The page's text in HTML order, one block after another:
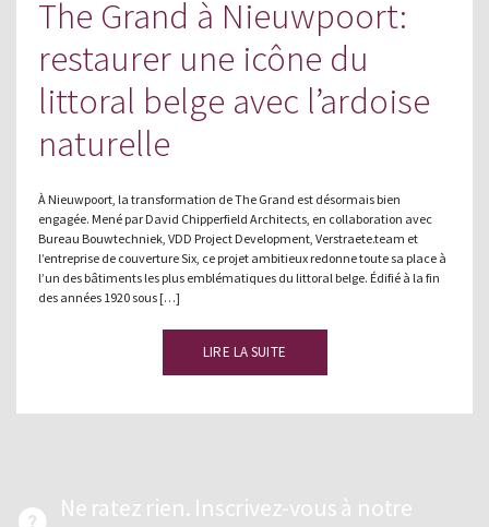
The Grand à Nieuwpoort:
restaurer une icône du
littoral belge avec l’ardoise
naturelle
À Nieuwpoort, la transformation de The Grand est désormais bien
engagée. Mené par David Chipperfield Architects, en collaboration avec
Bureau Bouwtechniek, VDD Project Development, Verstraete.team et
l’entreprise de couverture Six, ce projet ambitieux redonne toute sa place à
l’un des bâtiments les plus emblématiques du littoral belge. Édifié à la fin
des années 1920 sous […]
LIRE LA SUITE
Ne ratez rien. Inscrivez-vous à notre